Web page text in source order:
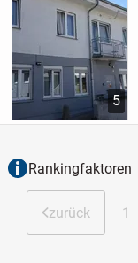
5
Rankingfaktoren
zurück 1